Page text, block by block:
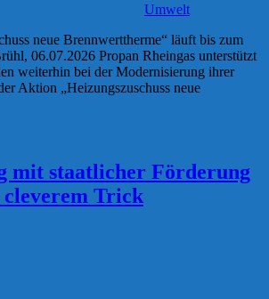
Umwelt
neue Brennwerttherme“ läuft bis zum
06.07.2026 Propan Rheingas unterstützt
weiterhin bei der Modernisierung ihrer
Aktion „Heizungszuschuss neue
mit staatlicher Förderung
Trick